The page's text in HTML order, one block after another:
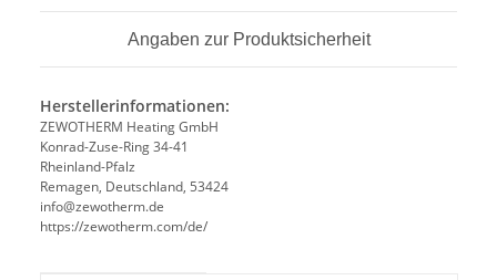
Angaben zur Produktsicherheit
Herstellerinformationen:
ZEWOTHERM Heating GmbH
Konrad-Zuse-Ring 34-41
Rheinland-Pfalz
Remagen, Deutschland, 53424
info@zewotherm.de
https://zewotherm.com/de/